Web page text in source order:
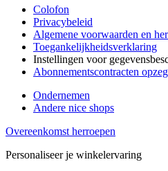
Colofon
Privacybeleid
Algemene voorwaarden en
Toegankelijkheidsverklaring
Instellingen voor
Abonnementscontracten
Ondernemen
Andere nice shops
Overeenkomst herroepen
Personaliseer je winkelervaring